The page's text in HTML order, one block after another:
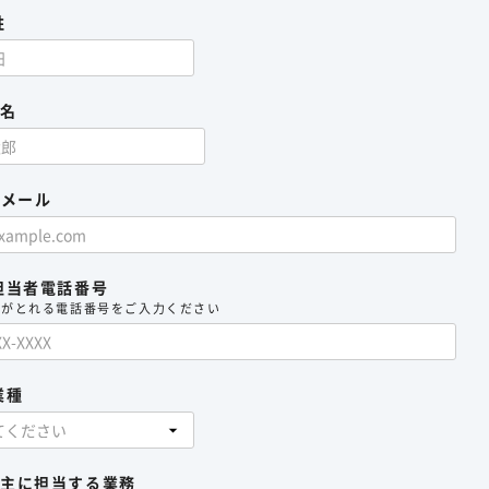
名
ール
当者電話番号
とれる電話番号をご入力ください
種
主に担当する業務